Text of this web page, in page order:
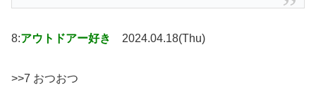
8:アウトドアー好き 2024.04.18(Thu)
>>7 おつおつ